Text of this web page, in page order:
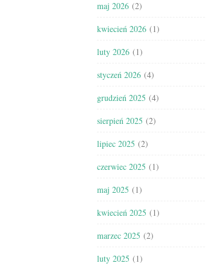
maj 2026 (2)
kwiecień 2026 (1)
luty 2026 (1)
styczeń 2026 (4)
grudzień 2025 (4)
sierpień 2025 (2)
lipiec 2025 (2)
czerwiec 2025 (1)
maj 2025 (1)
kwiecień 2025 (1)
marzec 2025 (2)
luty 2025 (1)